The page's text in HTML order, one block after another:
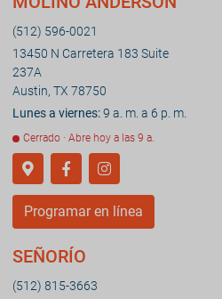
(512) 596-0021
13450 N Carretera 183 Suite
237A
Austin, TX 78750
Lunes a viernes:9 a. m. a 6 p. m.
Cerrado · Abre hoy a las 9 a.
Programar en línea
SEÑORÍO
(512) 815-3663